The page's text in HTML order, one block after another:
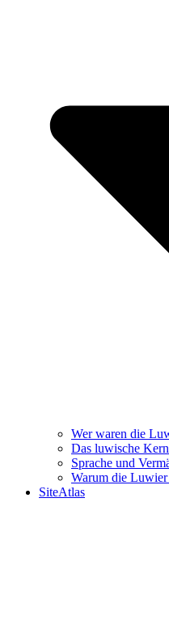
Wer waren die
Das luwische
Sprache und
Warum die
SiteAtlas